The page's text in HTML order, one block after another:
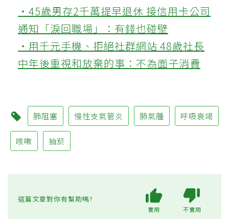
‧45歲男存2千萬提早退休 接信用卡公司
通知「淚回職場」：有錢也碰壁
‧用千元手機、拒絕社群網站 48歲社長
中年後重視和放棄的事：不為面子消費
肺阻塞 慢性支氣管炎 肺氣腫 呼吸衰竭
咳嗽 抽菸
這篇文章對你有幫助嗎?
實用 不實用